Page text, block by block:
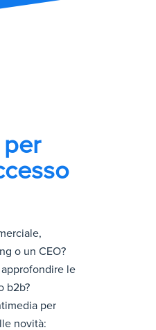
o un CEO?
le
b2b?
per
novità: